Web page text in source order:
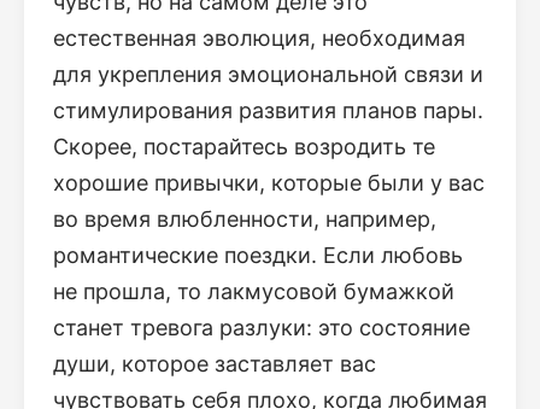
естественная эволюция, необходимая
для укрепления эмоциональной связи и
стимулирования развития планов пары.
Скорее, постарайтесь возродить те
хорошие привычки, которые были у вас
во время влюбленности, например,
романтические поездки. Если любовь
не прошла, то лакмусовой бумажкой
станет тревога разлуки: это состояние
души, которое заставляет вас
чувствовать себя плохо, когда любимая